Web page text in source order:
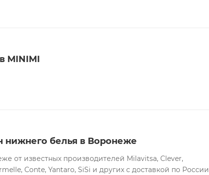
MINIMI
нижнего белья в Воронеже
от известных производителей Milavitsa, Clever,
Conte, Yantaro, SiSi и других с доставкой по России